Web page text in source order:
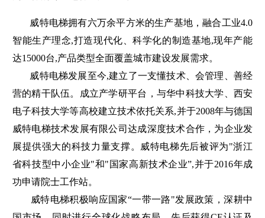
威特电梯拥有六万余平方米的生产基地，融合工业4.0
智能生产理念,打造现代化、科学化的制造基地,现年产能
达15000台,产品类型全面覆盖城市建设发展需求。
威特电梯发展至今,建立了一支懂技术、会管理、善经
营的精干队伍。成立产学研平台，与华中科技大学、西安
电子科技大学等高校建立技术依托关系,并于2008年与德国
威特电梯技术发展有限公司达成深度技术合作，为企业发
展提供强大的科技力量支撑。威特电梯先后被评为"浙江
省科技型中小企业"和"国家高新技术企业”,并于2016年成
功申请院士工作站。
威特电梯积极响应国家“一带一路"发展政策，深耕中